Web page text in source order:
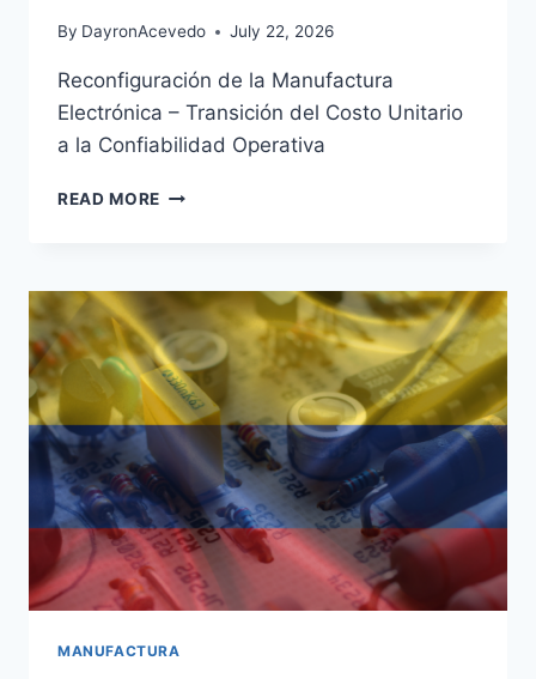
By DayronAcevedo July 22, 2026
Reconfiguración de la Manufactura
Electrónica – Transición del Costo Unitario
a la Confiabilidad Operativa
READ MORE
MANUFACTURA